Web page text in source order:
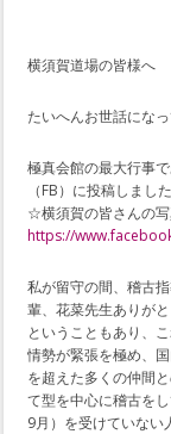
横須賀道場の皆様へ
たいへんお世話になっ
極真会館の最大行事
（FB）に投稿しまし
☆横須賀の皆さんの
https://
私が留守の間、稽古
輩、花菜先生ありが
ということもあり、
情勢が緊張を極め、
を超えた多くの仲間
て型を中心に稽古を
9月）を受けていない